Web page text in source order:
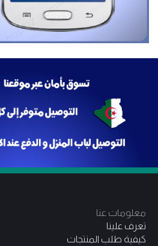
معلومات عنا
تعرف علينا
كيفية طلب المنتجات